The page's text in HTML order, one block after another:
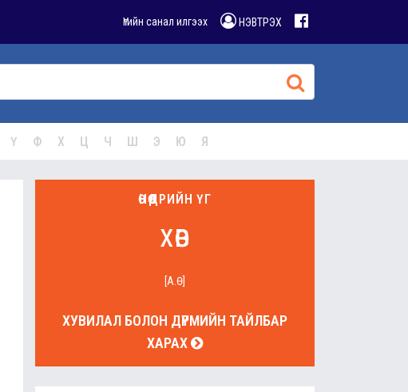
Үгийн санал илгээх НЭВТРЭХ
Ү Ф Х Ц Ч Ш Э Ю Я
ӨНӨӨДРИЙН ҮГ
хөв
[А.Ө]
ХУВИЛАЛ БОЛОН ДҮРМИЙН ТАЙЛБАР
ХАРАХ